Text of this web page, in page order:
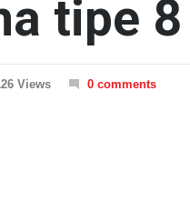
tipe 8
Views 0 comments